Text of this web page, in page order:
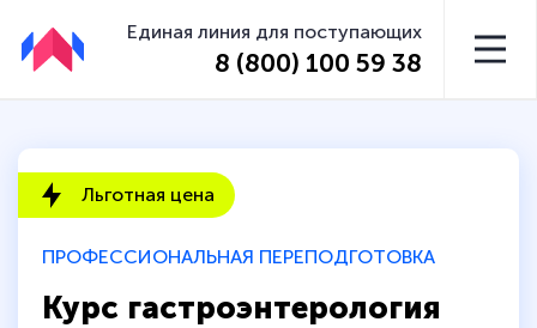
Единая линия для поступающих
8 (800) 100 59 38
ПРОФЕССИОНАЛЬНАЯ ПЕРЕПОДГОТОВКА
Курс гастроэнтерология
Льготная цена